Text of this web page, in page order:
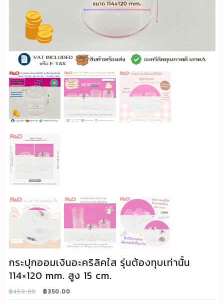
กระปุกออมเงินอะคริลิคใส รุ่นต้องทุบเท่านั้น
114×120 mm. สูง 15 cm.
฿450.00
Original
฿350.00Current